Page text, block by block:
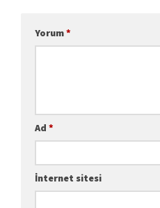
Yorum*
Ad *
İnternet sitesi